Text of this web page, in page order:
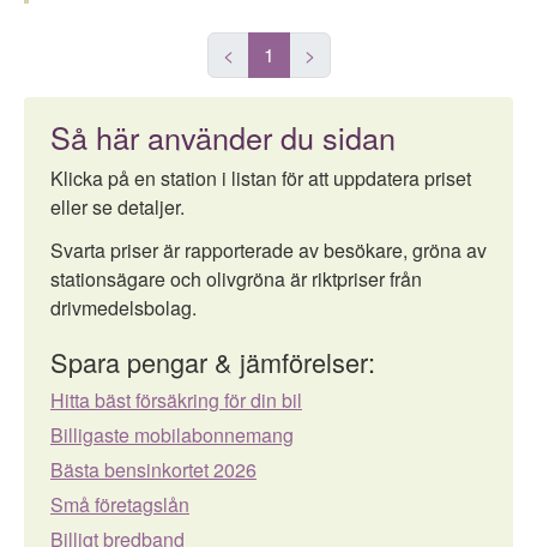
< 1 >
Så här använder du sidan
Klicka på en station i listan för att uppdatera priset
eller se detaljer.
Svarta priser är rapporterade av besökare, gröna av
stationsägare och olivgröna är riktpriser från
drivmedelsbolag.
Spara pengar & jämförelser:
Hitta bäst försäkring för din bil
Billigaste mobilabonnemang
Bästa bensinkortet 2026
Små företagslån
Billigt bredband